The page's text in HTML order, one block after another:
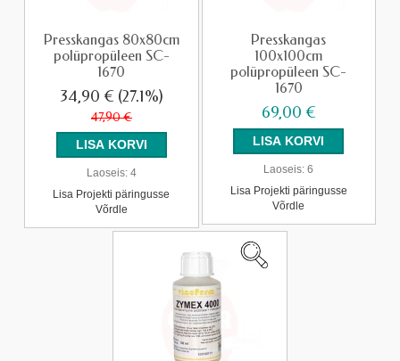
Presskangas 80x80cm
polüpropüleen SC-
1670
34,90 € (27.1%)
47,90 €
Laoseis:4
Lisa Projekti päringusse
Võrdle
Presskangas
100x100cm
polüpropüleen SC-
1670
69,00 €
Laoseis: 6
Lisa Projekti päringusse
Võrdle